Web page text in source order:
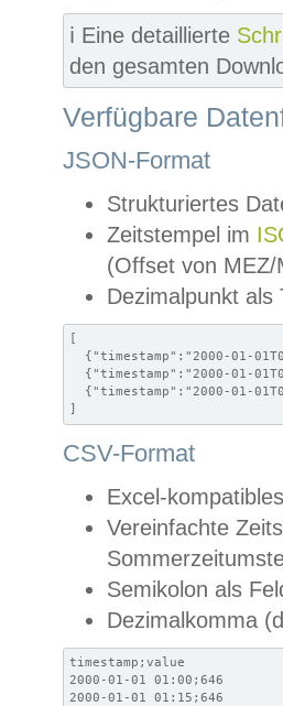
ℹ️ Eine detaillierte
den gesamten
Verfügbare
JSON-Format
Strukturiertes
Zeitstempel im
(Offset von MEZ/
Dezimalpunkt als
[
{"timestamp":"2000-01-
{"timestamp":"2000-01-
{"timestamp":"2000-01-
]
CSV-Format
Excel-
Vereinfachte
Semikolon als
Dezimalkomma
timestamp;value
2000-01-01 01:00;646
2000-01-01 01:15;646